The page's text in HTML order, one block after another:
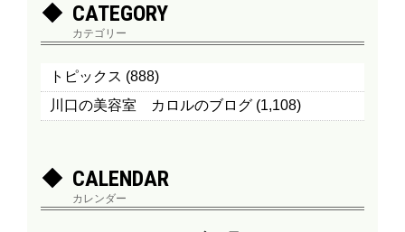
CATEGORY
カテゴリー
トピックス (888)
川口の美容室 カロルのブログ (1,108)
CALENDAR
カレンダー